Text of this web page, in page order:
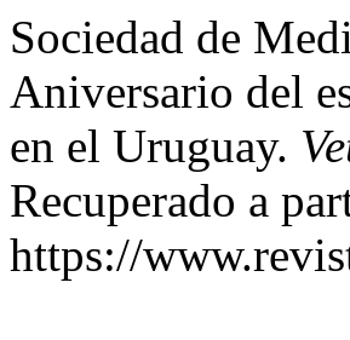
Sociedad de
Aniversario del
en el Uruguay.
Recuperado a
https://